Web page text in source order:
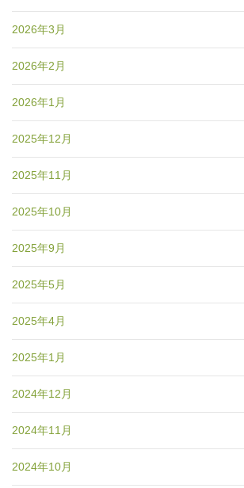
2026年3月
2026年2月
2026年1月
2025年12月
2025年11月
2025年10月
2025年9月
2025年5月
2025年4月
2025年1月
2024年12月
2024年11月
2024年10月